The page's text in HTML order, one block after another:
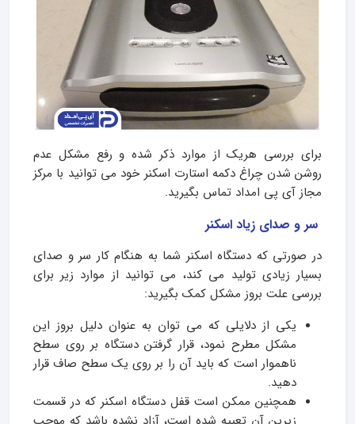
برای بررسی هریک از موارد ذکر شده و رفع مشکل عدم
روشن شدن چراغ دکمه استارت اسکنر خود می توانید با مرکز
مجاز آی پی امداد تماس بگیرید.
سر و صدای زیاد اسکنر
در صورتی که دستگاه اسکنر شما به هنگام کار سر و صدای
بسیار زیادی تولید می کند، می توانید از موارد زیر برای
بررسی علت بروز مشکل کمک بگیرید:
یکی از دلایلی که می توان به عنوان دلیل بروز این
مشکل مطرح نمود، قرار گرفتن دستگاه بر روی سطح
ناهموار است که باید آن را بر روی یک سطح صاف قرار
دهید.
همچنین ممکن است قفل دستگاه اسکنر که در قسمت